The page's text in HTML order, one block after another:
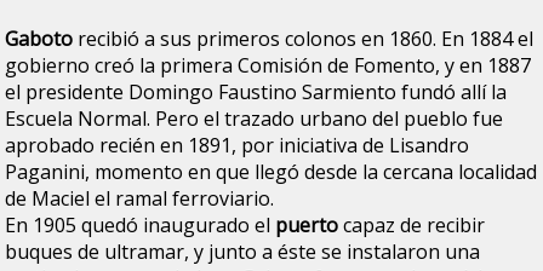
Gaboto recibió a sus primeros colonos en 1860. En 1884 el
gobierno creó la primera Comisión de Fomento, y en 1887
el presidente Domingo Faustino Sarmiento fundó allí la
Escuela Normal. Pero el trazado urbano del pueblo fue
aprobado recién en 1891, por iniciativa de Lisandro
Paganini, momento en que llegó desde la cercana localidad
de Maciel el ramal ferroviario.
En 1905 quedó inaugurado el puertocapaz de recibir
buques de ultramar, y junto a éste se instalaron una